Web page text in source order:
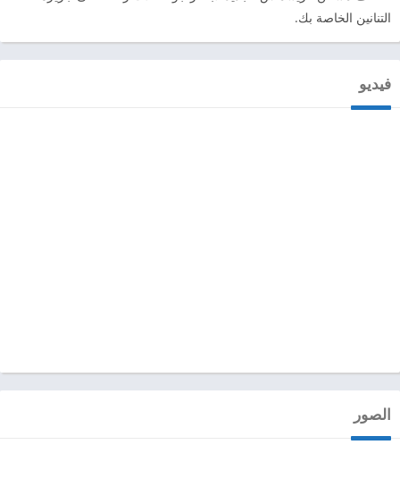
التنانين الخاصة بك.
فيديو
الصور